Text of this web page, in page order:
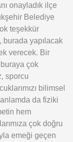
onayladık ilçe
Belediye
teşekkür
burada yapılacak
verecek. Bir
çok
sporcu
bilimsel
da fiziki
hem
çok doğru
emeği geçen